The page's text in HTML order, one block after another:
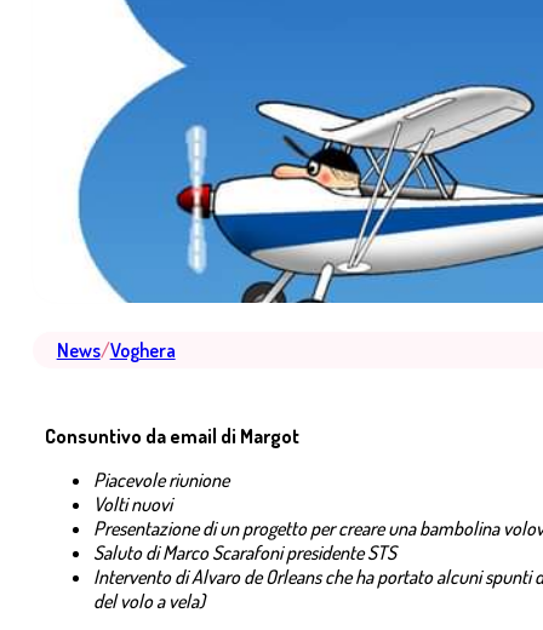
News/Voghera
Consuntivo da email di Margot
Piacevole riunione
Volti nuovi
Presentazione di un progetto per creare una bambolina
Saluto di Marco Scarafoni presidente STS
Intervento di Alvaro de Orleans che ha portato alcuni
del volo a vela)